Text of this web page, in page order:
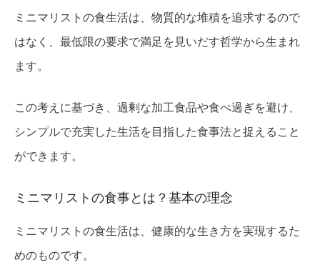
ミニマリストの食生活は、物質的な堆積を追求するので
はなく、最低限の要求で満足を見いだす哲学から生まれ
ます。
この考えに基づき、過剰な加工食品や食べ過ぎを避け、
シンプルで充実した生活を目指した食事法と捉えること
ができます。
ミニマリストの食事とは？基本の理念
ミニマリストの食生活は、健康的な生き方を実現するた
めのものです。